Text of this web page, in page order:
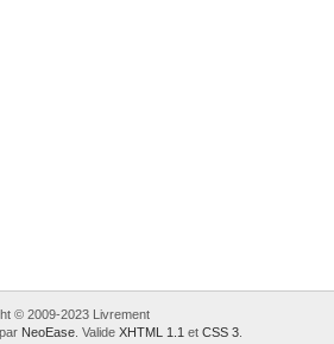
© 2009-2023 Livrement
NeoEase . Valide XHTML 1.1 et CSS 3